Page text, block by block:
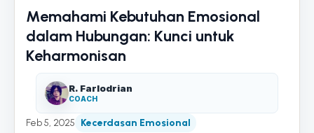
Memahami Kebutuhan Emosional
dalam Hubungan: Kunci untuk
Keharmonisan
R. Farlodrian
COACH
Feb 5, 2025 Kecerdasan Emosional